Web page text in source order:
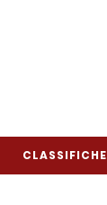
CLASSIFICHE